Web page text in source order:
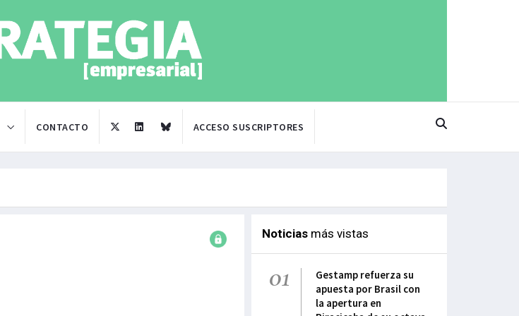
CONTACTO ACCESO SUSCRIPTORES
Noticiasmás vistas
01
Gestamp refuerza su
apuesta por Brasil con
la apertura en